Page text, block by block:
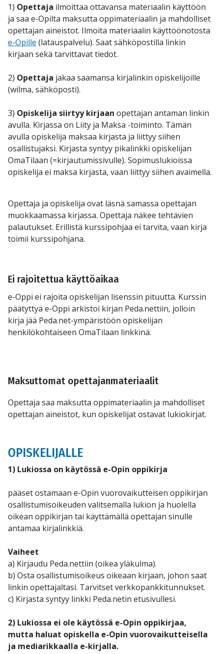
1) Opettaja ilmoittaa ottavansa materiaalin käyttöön
ja saa e-Opilta maksutta oppimateriaalin ja mahdolliset
opettajan aineistot. Ilmoita materiaalin käyttöönotosta
e-Opille (latauspalvelu). Saat sähköpostilla linkin
kirjaan sekä tarvittavat tiedot.
2) Opettaja jakaa saamansa kirjalinkin opiskelijoille
(wilma, sähköposti).
3) Opiskelija siirtyy kirjaan opettajan antaman linkin
avulla. Kirjassa on Liity ja Maksa -toiminto. Tämän
avulla opiskelija maksaa kirjasta ja liittyy siihen
osallistujaksi. Kirjasta syntyy pikalinkki opiskelijan
OmaTilaan (=kirjautumissivulle). Sopimuslukioissa
opiskelija ei maksa kirjasta, vaan liittyy siihen avaimella.
Opettaja ja opiskelija ovat läsnä samassa opettajan
muokkaamassa kirjassa. Opettaja näkee tehtävien
palautukset. Erillistä kurssipohjaa ei tarvita, vaan kirja
toimii kurssipohjana.
Ei rajoitettua käyttöaikaa
e-Oppi ei rajoita opiskelijan lisenssin pituutta. Kurssin
päätyttyä e-Oppi arkistoi kirjan Peda.nettiin, jolloin
kirja jää Peda.net-ympäristöön opiskelijan
henkilökohtaiseen OmaTilaan linkkinä.
Maksuttomat opettajanmateriaalit
Opettaja saa maksutta oppimateriaalin ja mahdolliset
opettajan aineistot, kun opiskelijat ostavat lukiokirjat.
OPISKELIJALLE
1) Lukiossa on käytössä e-Opin oppikirja
pääset ostamaan e-Opin vuorovaikutteisen oppikirjan
osallistumisoikeuden valitsemalla lukion ja huolella
oikean oppikirjan tai käyttämällä opettajan sinulle
antamaa kirjalinkkiä.
Vaiheet
a) Kirjaudu Peda.nettiin (oikea yläkulma).
b) Osta osallistumisoikeus oikeaan kirjaan, johon saat
linkin opettajaltasi. Tarvitset verkkopankkitunnukset.
c) Kirjasta syntyy linkki Peda.netin etusivullesi.
2) Lukiossa ei ole käytössä e-Opin oppikirjaa,
mutta haluat opiskella e-Opin vuorovaikutteisella
ja mediarikkaalla e-kirjalla.